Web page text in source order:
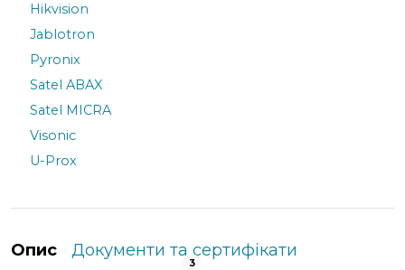
Hikvision
Jablotron
Pyronix
Satel ABAX
Satel MICRA
Visonic
U-Prox
Опис Документи та сертифікати
3